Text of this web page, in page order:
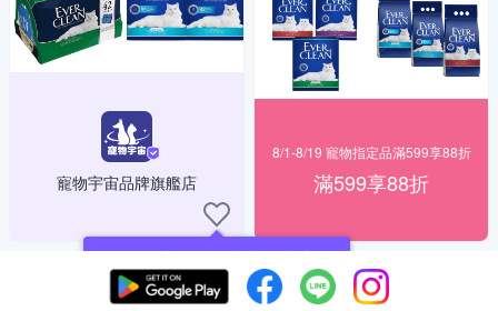
寵物宇宙品牌旗艦店
現在可以追蹤你喜愛的商店！
8/1-8/19 寵物指定品滿599享88折
滿599享88折